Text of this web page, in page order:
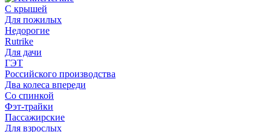
С крышей
Для пожилых
Недорогие
Rutrike
Для дачи
ГЭТ
Российского производства
Два колеса впереди
Со спинкой
Фэт-трайки
Пассажирские
Для взрослых